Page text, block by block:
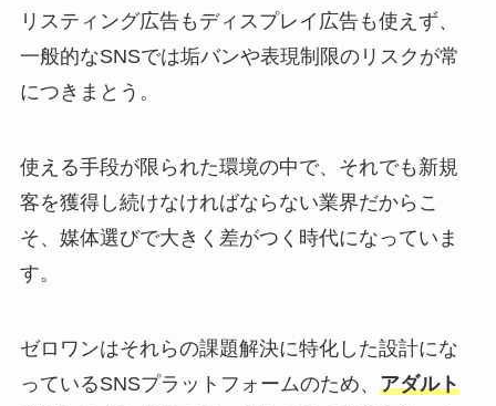
リスティング広告もディスプレイ広告も使えず、
一般的なSNSでは垢バンや表現制限のリスクが常
につきまとう。
使える手段が限られた環境の中で、それでも新規
客を獲得し続けなければならない業界だからこ
そ、媒体選びで大きく差がつく時代になっていま
す。
ゼロワンはそれらの課題解決に特化した設計にな
っているSNSプラットフォームのため、 アダルト